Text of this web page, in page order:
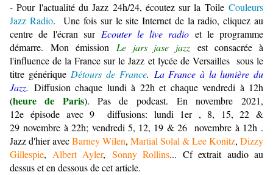
- Pour l'actualité du Jazz 24h/24, écoutez sur la Toile Couleurs
Jazz Radio.
Une fois sur le site Internet de la radio, cliquez au
centre de l'écran sur Ecouter le live radio et le programme
démarre.
Mon émission Le jars jase jazz est consacrée à
l'influence de la France sur le Jazz et lycée de Versailles sous le
titre générique Détours de France. La France à la lumière du
Jazz. Diffusion chaque lundi à 22h et chaque vendredi à 12h
(heure de Paris). Pas de podcast. En novembre 2021,
12e épisode avec 9 diffusions: lundi 1er , 8, 15, 22 &
29 novembre à 22h; vendredi 5, 12, 19 & 26 novembre à 12h .
Jazz d'hier avecBarney Wilen, Martial Solal & Lee Konitz, Dizzy
Gillespie, Albert Ayler, Sonny Rollins... Cf extrait audio au
dessus et en dessous de cet article.